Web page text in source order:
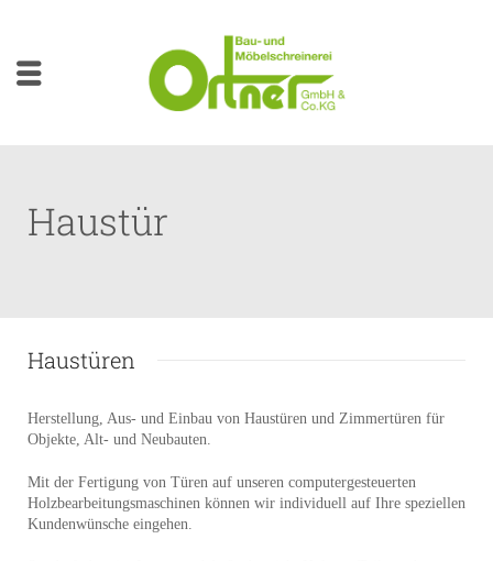
Haustür
Haustüren
Herstellung, Aus- und Einbau von Haustüren und Zimmertüren für
Objekte, Alt- und Neubauten.
Mit der Fertigung von Türen auf unseren computergesteuerten
Holzbearbeitungsmaschinen können wir individuell auf Ihre speziellen
Kundenwünsche eingehen.